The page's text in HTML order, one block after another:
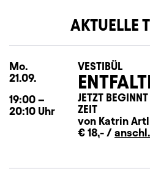
AKTUELLE
Mo.
21.09.
19:00 –
20:10 Uhr
VESTIBÜL
JETZT
ZEIT
von Katrin Artl
€ 18,- /